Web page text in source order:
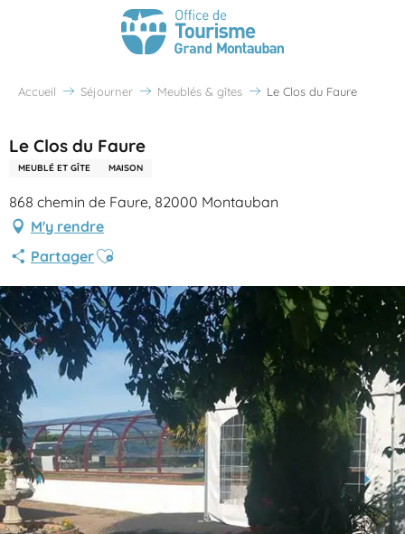
Accueil Séjourner Meublés & gîtes Le Clos du Faure
Le Clos du Faure
MEUBLÉ ET GÎTE MAISON
868 chemin de Faure, 82000 Montauban
M'y rendre
PartagerAjouter aux favoris